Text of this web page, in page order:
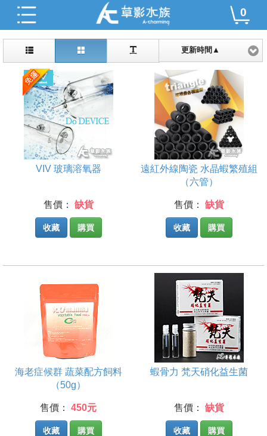
0
更新時間▲
VIV 玻璃溶氧器
售價： 缺貨
收藏 購買
遠紅外線陶瓷 水晶蝦繁殖組
（六管）
售價： 缺貨
收藏 購買
海老症候群 蔬菜配方飼料
（50g）
售價： 450元
收藏 購買
蝦骨力 梵天硝化益生菌
售價： 缺貨
收藏 購買